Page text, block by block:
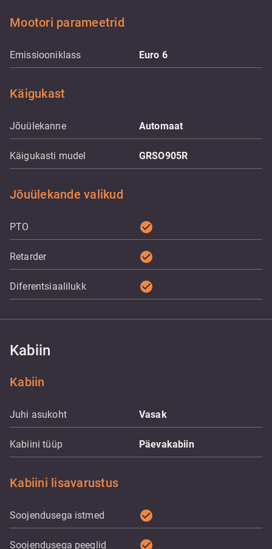
Mootori parameetrid
Emissiooniklass Euro 6
Käigukast
Jõuülekanne Automaat
Käigukasti mudel GRSO905R
Jõuülekande valikud
PTO check_circle
Retarder check_circle
Diferentsiaalilukk check_circle
Kabiin
Kabiin
Juhi asukoht Vasak
Kabiini tüüp Päevakabiin
Kabiini lisavarustus
Soojendusega istmed check_circle
Soojendusega peeglid check_circle